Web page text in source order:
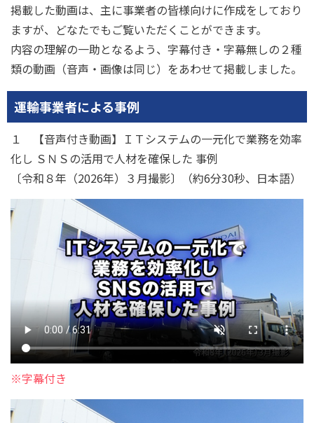
掲載した動画は、主に事業者の皆様向けに作成をしており
ますが、どなたでもご覧いただくことができます。
内容の理解の一助となるよう、字幕付き・字幕無しの２種
類の動画（音声・画像は同じ）をあわせて掲載しました。
運輸事業者による事例
１ 【音声付き動画】ＩＴシステムの一元化で業務を効率
化し ＳＮＳの活用で人材を確保した 事例
〔令和８年（2026年）３月撮影〕（約6分30秒、日本語）
※字幕付き